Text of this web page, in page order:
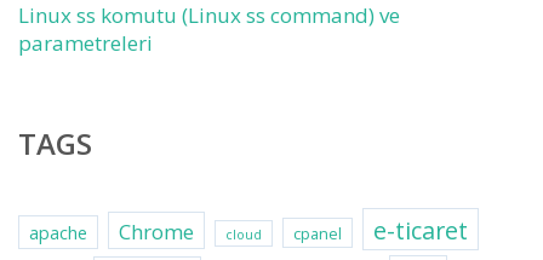
Linux ss komutu (Linux ss command) ve
parametreleri
TAGS
apache Chrome cloud cpanel e-ticaret